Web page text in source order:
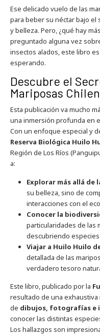
Ese delicado vuelo de las
para beber su néctar bajo el
y belleza. Pero, ¿qué hay
preguntado alguna vez
insectos alados, este libro
esperando.
Descubre el
Mariposas
Esta publicación va mucho
una inmersión profunda en
Con un enfoque especial y
Reserva Biológica Huilo
Región de Los Ríos
a:
Explorar más allá de
su belleza, sino de
interacciones con el
Conocer la
particularidades de las
descubriendo
Viajar a Huilo Huilo
detallada de las
verdadero tesoro
Este libro, publicado por la
resultado de una exhaustiva
de dibujos, fotografías e
conocer las distintas
Los hallazgos son